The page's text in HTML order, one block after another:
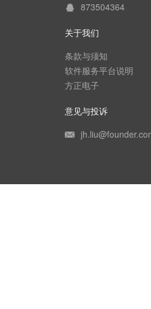
873504364
关于我们
条款与须知
软件服务平台说明
方正电子
意见与投诉